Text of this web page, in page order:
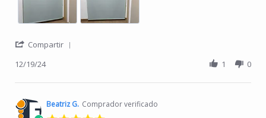
Compartir
12/19/24 1 0
Beatriz G. Comprador verificado